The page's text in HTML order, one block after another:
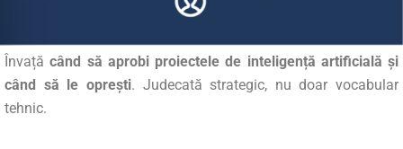
Învațăcând să aprobi proiectele de inteligență artificială și
când să le oprești. Judecată strategic, nu doar vocabular
tehnic.